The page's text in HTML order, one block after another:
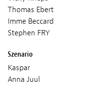
Thomas Ebert
Imme Beccard
Stephen FRY
Szenario
Kaspar
Anna Juul